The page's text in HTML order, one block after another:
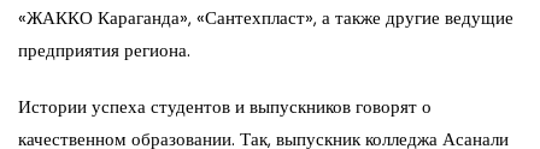
«ЖАККО Караганда», «Сантехпласт», а также другие ведущие
предприятия региона.
Истории успеха студентов и выпускников говорят о
качественном образовании. Так, выпускник колледжа Асанали